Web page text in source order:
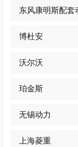
东风康明斯配套
博杜安
沃尔沃
珀金斯
无锡动力
上海菱重